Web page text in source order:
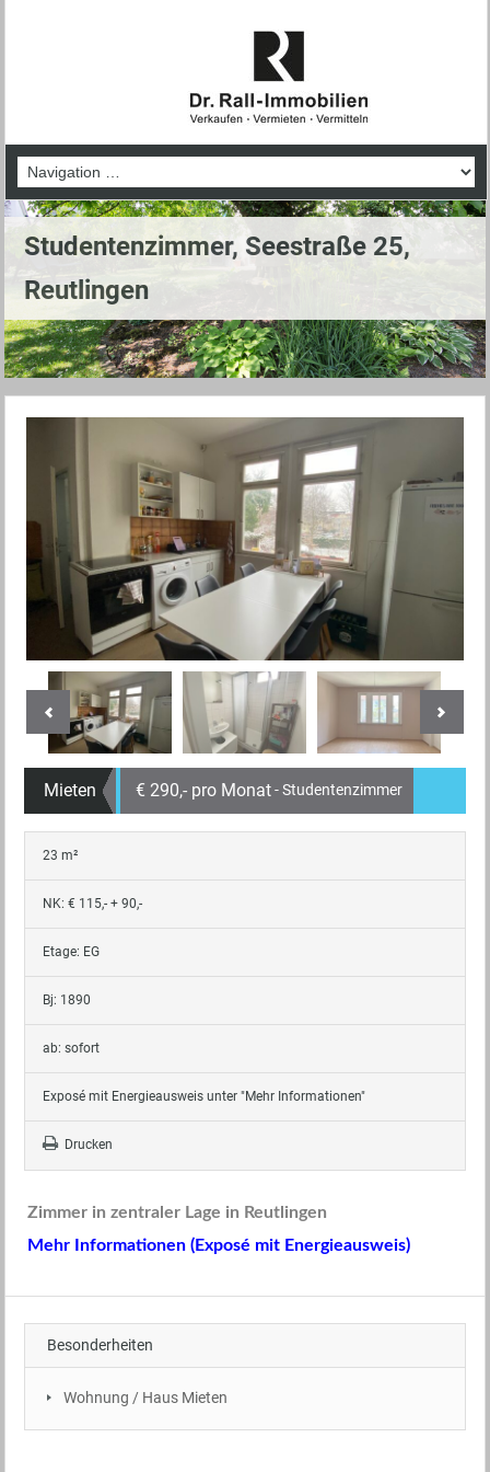
Studentenzimmer, Seestraße 25,
Reutlingen
Mieten € 290,- pro Monat- Studentenzimmer
23 m²
NK: € 115,- + 90,-
Etage: EG
Bj: 1890
ab: sofort
Exposé mit Energieausweis unter "Mehr Informationen"
Drucken
Zimmer in zentraler Lage in Reutlingen
Mehr Informationen (Exposé mit Energieausweis)
Besonderheiten
Wohnung / Haus Mieten